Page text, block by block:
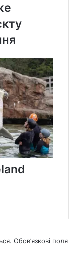
Обов’язкові поля